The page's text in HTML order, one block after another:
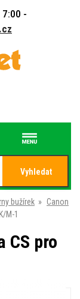
7:00 -
Vyhledat
bužírek » Canon
M-1
CS pro